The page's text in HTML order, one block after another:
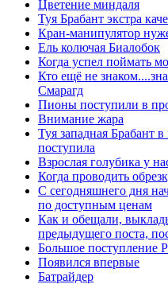
Цветение миндаля
Туя Брабант экстра
Кран-манипулятор
Ель колючая Биалобок
Когда успел поймать
Кто ещё не
Смарагд
Пионы поступили в
Внимание жара
Туя западная Брабант
поступила
Взрослая голубика у
Когда проводить
С сегодняшнего дня
по доступным ценам
Как и обещали,
предыдущего поста,
Большое поступление
Появился впервые
Батрайдер